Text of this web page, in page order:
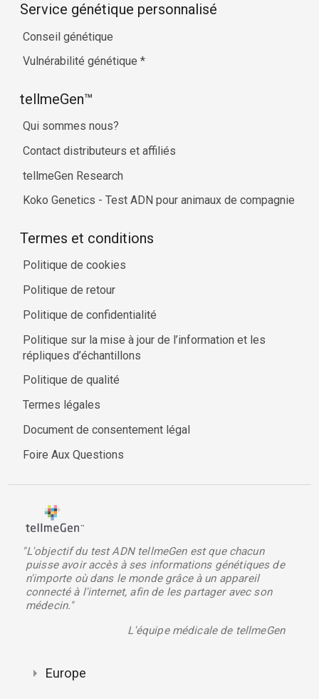
Service génétique personnalisé
Conseil génétique
Vulnérabilité génétique *
tellmeGen™
Qui sommes nous?
Contact distributeurs et affiliés
tellmeGen Research
Koko Genetics - Test ADN pour animaux de compagnie
Termes et conditions
Politique de cookies
Politique de retour
Politique de confidentialité
Politique sur la mise à jour de l’information et les
répliques d’échantillons
Politique de qualité
Termes légales
Document de consentement légal
Foire Aux Questions
"L'objectif du test ADN tellmeGen est que chacun
puisse avoir accès à ses informations génétiques de
n'importe où dans le monde grâce à un appareil
connecté à l'internet, afin de les partager avec son
médecin."
L'équipe médicale de tellmeGen
Europe